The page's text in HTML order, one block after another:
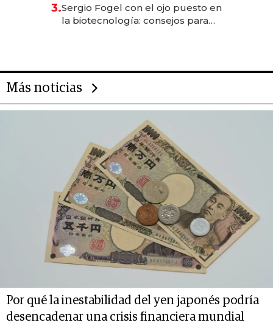
anticipación y prepara apertura
3.Sergio Fogel con el ojo puesto en
la biotecnología: consejos para
Más noticias
Por qué la inestabilidad del yen japonés podría
desencadenar una crisis financiera mundial